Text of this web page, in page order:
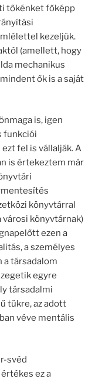
tőkénket főképp
kezeljük.
(amellett, hogy
mechanikus
ők is a saját
is, igen
funkciói
fel is vállalják. A
is értekeztem már
könyvtárral
könyvtárnak)
ezen a
a személyes
a társadalom
egyre
társadalmi
tükre, az adott
véve mentális
svéd
ez a